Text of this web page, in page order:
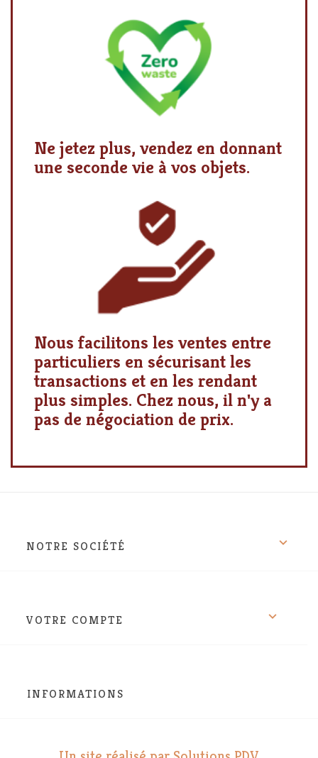
Ne jetez plus, vendez en donnant
une seconde vie à vos objets.
Nous facilitons les ventes entre
particuliers en sécurisant les
transactions et en les rendant
plus simples. Chez nous, il n'y a
pas de négociation de prix.
NOTRE SOCIÉTÉ 
VOTRE COMPTE 
INFORMATIONS